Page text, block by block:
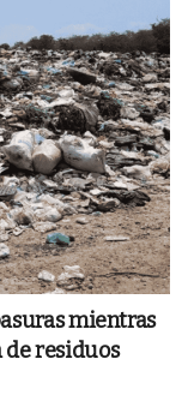
mientras
de residuos